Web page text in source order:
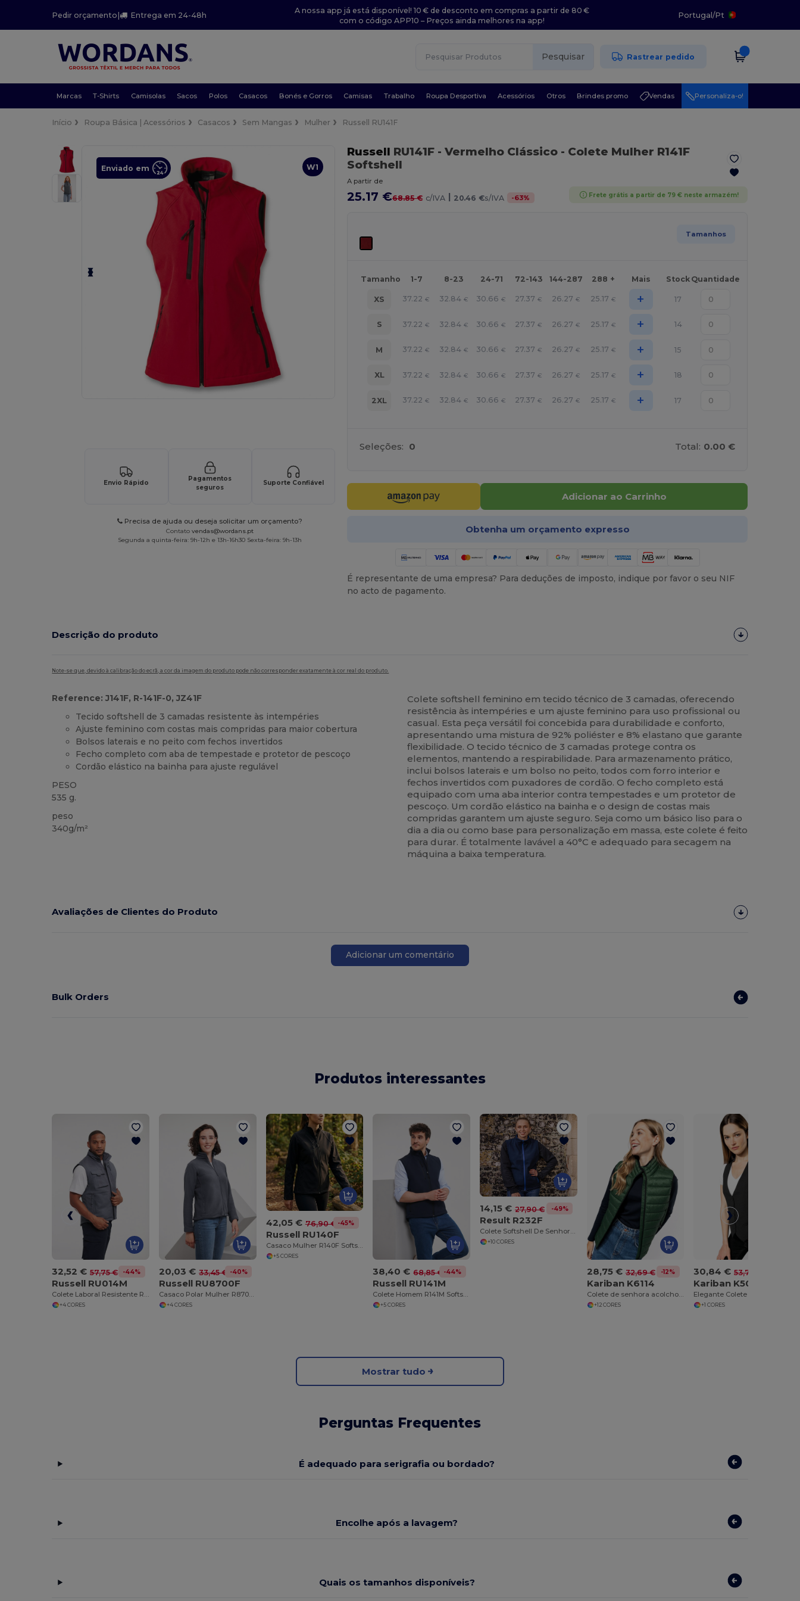
Pedir orçamento| Entrega em 24-48h
A nossa app já está disponível! 10 € de desconto em compras a partir de 80 €
com o código APP10 – Preços ainda melhores na app!
Portugal/Pt
Pesquisar Rastrear pedido
Marcas T-Shirts Camisolas Sacos Polos Casacos Bonés e Gorros Camisas Trabalho Roupa Desportiva Acessórios Otros Brindes promo Vendas Personaliza-o!
Início Roupa Básica | Acessórios Casacos Sem Mangas Mulher Russell RU141F
W1
Enviado em
Envio Rápido
Pagamentos
seguros
Suporte Confiável
Precisa de ajuda ou deseja solicitar um orçamento?
Contatovendas@wordans.pt
Segunda a quinta-feira: 9h-12h e 13h-16h30 Sexta-feira: 9h-13h
Russell RU141F - Vermelho Clássico- Colete Mulher R141F
Softshell
A partir de
25.17 €68.85 € c/IVA | 20.46 €s/IVA -63% Frete grátis a partir de 79 € neste armazém!
Tamanhos
Tamanho 1-7 8-23 24-71 72-143 144-287 288 + Mais Stock Quantidade
XS 37.22 € 32.84 € 30.66 € 27.37 € 26.27 € 25.17 € + 17
S 37.22 € 32.84 € 30.66 € 27.37 € 26.27 € 25.17 € + 14
M 37.22 € 32.84 € 30.66 € 27.37 € 26.27 € 25.17 € + 15
XL 37.22 € 32.84 € 30.66 € 27.37 € 26.27 € 25.17 € + 18
2XL 37.22 € 32.84 € 30.66 € 27.37 € 26.27 € 25.17 € + 17
Seleções: 0 Total: 0.00 €
Adicionar ao Carrinho
Obtenha um orçamento expresso
É representante de uma empresa? Para deduções de imposto, indique por favor o seu NIF
no acto de pagamento.
Descrição do produto
Note-se que, devido à calibração do ecrã, a cor da imagem do produto pode não corresponder exatamente à cor real do produto.
Reference: J141F, R-141F-0, JZ41F
Tecido softshell de 3 camadas resistente às intempéries
Ajuste feminino com costas mais compridas para maior cobertura
Bolsos laterais e no peito com fechos invertidos
Fecho completo com aba de tempestade e protetor de pescoço
Cordão elástico na bainha para ajuste regulável
PESO
535 g.
peso
340g/m²
Colete softshell feminino em tecido técnico de 3 camadas, oferecendo
resistência às intempéries e um ajuste feminino para uso profissional ou
casual. Esta peça versátil foi concebida para durabilidade e conforto,
apresentando uma mistura de 92% poliéster e 8% elastano que garante
flexibilidade. O tecido técnico de 3 camadas protege contra os
elementos, mantendo a respirabilidade. Para armazenamento prático,
inclui bolsos laterais e um bolso no peito, todos com forro interior e
fechos invertidos com puxadores de cordão. O fecho completo está
equipado com uma aba interior contra tempestades e um protetor de
pescoço. Um cordão elástico na bainha e o design de costas mais
compridas garantem um ajuste seguro. Seja como um básico liso para o
dia a dia ou como base para personalização em massa, este colete é feito
para durar. É totalmente lavável a 40°C e adequado para secagem na
máquina a baixa temperatura.
Avaliações de Clientes do Produto
Adicionar um comentário
Bulk Orders
Produtos interessantes
32,52 € 57,75 € -44%
Russell RU014M
Colete Laboral Resistente R014M Workwear
+4 CORES
20,03 € 33,45 € -40%
Russell RU8700F
Casaco Polar Mulher R870F Zíper Completo
+4 CORES
42,05 € 76,90 € -45%
Russell RU140F
Casaco Mulher R140F Softshell
+5 CORES
38,40 € 68,85 € -44%
Russell RU141M
Colete Homem R141M Softshell
+5 CORES
14,15 € 27,90 € -49%
Result R232F
Colete Softshell De Senhora 1cprintable 1D
+10 CORES
28,75 € 32,69 € -12%
Kariban K6114
Colete de senhora acolchoado leve
+12 CORES
30,84 € 53,71 €
Kariban K502
+1 CORES
Mostrar tudo
Perguntas Frequentes
É adequado para serigrafia ou bordado?
Encolhe após a lavagem?
Quais os tamanhos disponíveis?